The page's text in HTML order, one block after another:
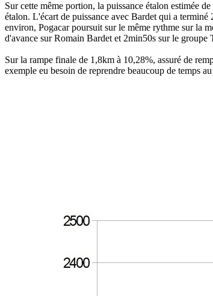
Sur cette même portion, la puissance étalon estimée
étalon. L'écart de puissance avec Bardet qui a
environ, Pogacar poursuit sur le même rythme sur la
d'avance sur Romain Bardet et 2min50s sur le groupe
Sur la rampe finale de 1,8km à 10,28%, assuré de
exemple eu besoin de reprendre beaucoup de temps